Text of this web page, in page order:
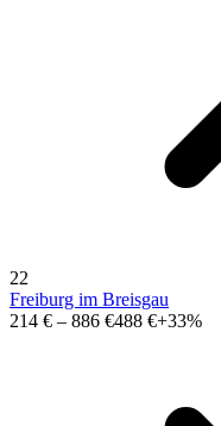
22
Freiburg im Breisgau
214 € – 886 €488 €+33%